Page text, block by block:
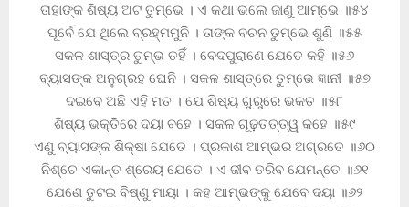
ତାହାଙ୍କ ଶିଷ୍ୟ ଅଟ ତୁମ୍ଭେ । ଏ କଥା ଭଲେ ଜାଣୁ ଆମ୍ଭେ ॥୫୪
ପୂର୍ବେ ଯେ ଥିଲେ ବ୍ରହ୍ମମୁନି । ତାଙ୍କ ବଚନ ତୁମ୍ଭେ ଶୁଣି ॥୫୫
ସକଳ ଶାସ୍ତ୍ର ତୁମ୍ଭ ତହିଁ । ବେଦପୁରାଣେ ଯେତେ କହି ॥୫୬
ବ୍ୟାସଙ୍କ ଅନୁଗ୍ରହ ଘେନି । ସକଳ ଶାସ୍ତ୍ରେ ତୁମ୍ଭେ ଜ୍ଞାନୀ ॥୫୭
ଦଇବେ ଅଛି ଏହି ମତ । ଯେ ଶିଷ୍ୟ ଗୁରୁରେ ଭକତ ॥୫୮
ଶିଷ୍ୟ ଭକ୍ତିରେ ଦୟା ବହେ । ସକଳ ଗୂଢ଼ତତ୍ତ୍ୱ କହେ ॥୫୯
ଏଣୁ ବ୍ୟାସଙ୍କ ଶିକ୍ଷା ଯେତେ । ପ୍ରକାଶ ଆମ୍ଭର ଅଗ୍ରତେ ॥୬୦
ନିଶ୍ଚେ ଏକାନ୍ତ ଶ୍ରେୟ ଯେତେ । ଏ ଜୀବ ତରିବ ଯେମନ୍ତେ ॥୬୧
ଯେଣେ ତୁଟଇ ବିଷ୍ଣୁ ମାୟା । କହ ଆମ୍ଭଙ୍କୁ ଯେବେ ଦୟା ॥୬୨